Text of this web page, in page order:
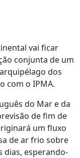
vai ficar
conjunta de um
dos
com o IPMA.
do Mar e da
de fim de
um fluxo
de ar frio sobre
esperando-